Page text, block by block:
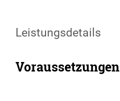
Leistungsdetails
Voraussetzungen